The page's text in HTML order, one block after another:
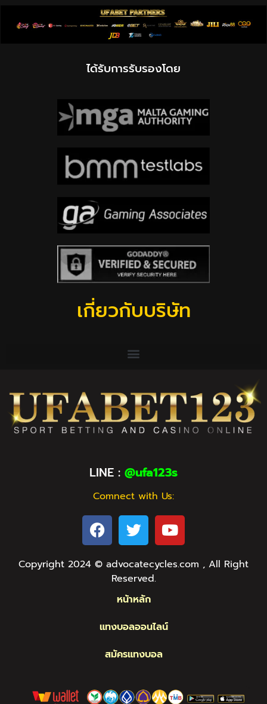
ได้รับการรับรองโดย
เกี่ยวกับบริษัท
LINE : @ufa123s
Comnect with Us:
Copyright 2024 © advocatecycles.com , All Right
Reserved.
หน้าหลัก
แทงบอลออนไลน์
สมัครแทงบอล